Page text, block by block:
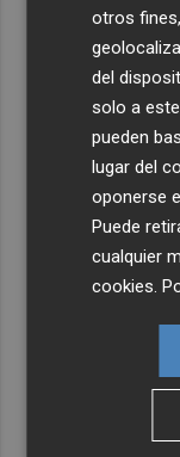
otros
del
solo a
pueden
lugar del
oponerse
Puede
cualquier
cookies .